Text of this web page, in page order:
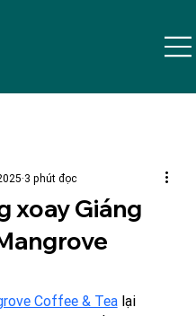
xoay Giáng
3 phút đọc
Coffee & Tea lại